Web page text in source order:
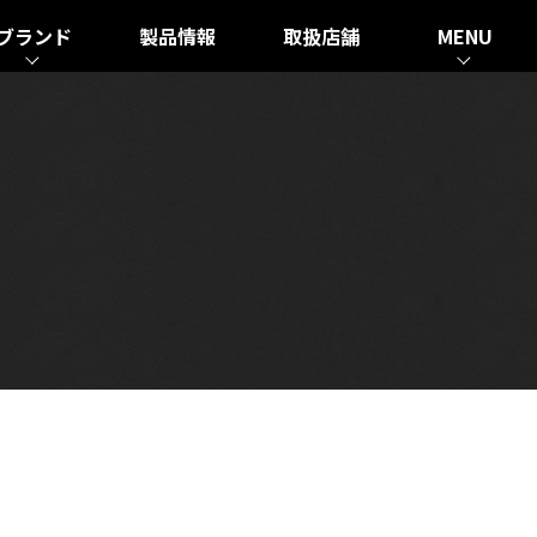
ランド 製品情報 取扱店舗 MENU